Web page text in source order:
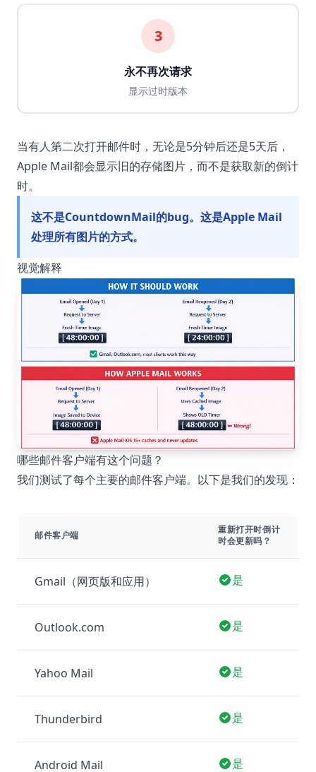
3
永不再次请求
显示过时版本
当有人第二次打开邮件时，无论是5分钟后还是5天后，
Apple Mail都会显示旧的存储图片，而不是获取新的倒计
时。
这不是CountdownMail的bug。这是Apple Mail
处理所有图片的方式。
视觉解释
哪些邮件客户端有这个问题？
我们测试了每个主要的邮件客户端。以下是我们的发现：
邮件客户端
重新打开时倒计
时会更新吗？
Gmail（网页版和应用） 是
Outlook.com 是
Yahoo Mail 是
Thunderbird 是
Android Mail 是